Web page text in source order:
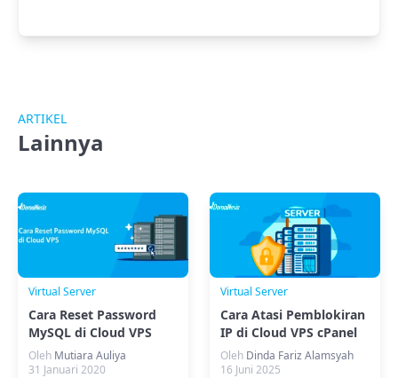
ARTIKEL
Lainnya
Virtual Server
Cara Reset Password
MySQL di Cloud VPS
Oleh Mutiara Auliya
31 Januari 2020
Virtual Server
Cara Atasi Pemblokiran
IP di Cloud VPS cPanel
Dengan SSH
Oleh Dinda Fariz Alamsyah
16 Juni 2025